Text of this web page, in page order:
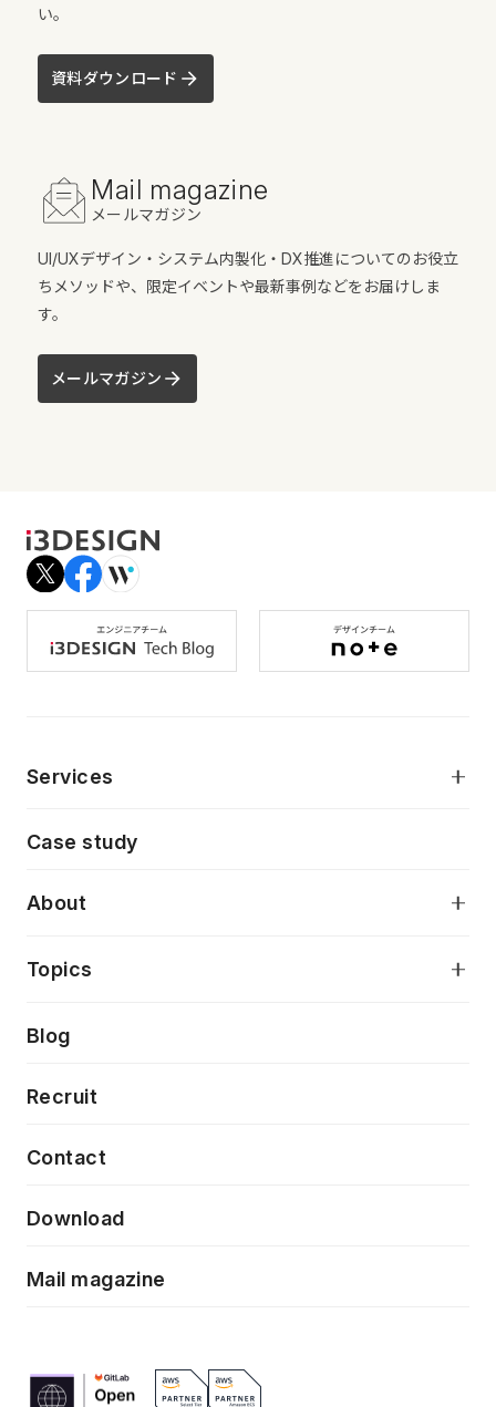
い。
資料ダウンロード
Mail magazine
メールマガジン
UI/UXデザイン・システム内製化・DX推進についてのお役立
ちメソッドや、限定イベントや最新事例などをお届けしま
す。
メールマガジン
Services
AI駆動開発支援
モダナイゼーション
特徴量エンジニアリングと生成AI
デジタルプロダクトデザイン
デザインシステム構築支援
フロントエンド開発
Case study
About
当社が目指しているもの
Topics
Press release
News
Event/Seminer
Blog
Recruit
Contact
Download
Mail magazine